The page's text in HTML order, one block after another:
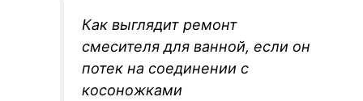
Как выглядит ремонт
смесителя для ванной, если он
потек на соединении с
косоножками